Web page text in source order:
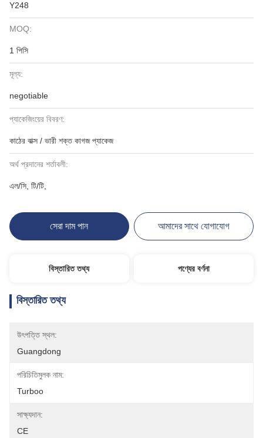
Y248
MOQ:
1 পিসি
মূল্য:
negotiable
প্যাকেজিংয়ের বিবরণ:
কাঠের বাক্স / ভারী শক্ত কাগজ প্যাকেজ
অর্থ প্রদানের শর্তাবলী:
এল/সি, টি/টি,
সেরা দাম পান আমাদের সাথে যোগাযোগ
বিস্তারিত তথ্য পণ্যের বর্ণনা
বিস্তারিত তথ্য
উৎপত্তি স্থল:
Guangdong
পরিচিতিমুলক নাম:
Turboo
সাক্ষ্যদান:
CE